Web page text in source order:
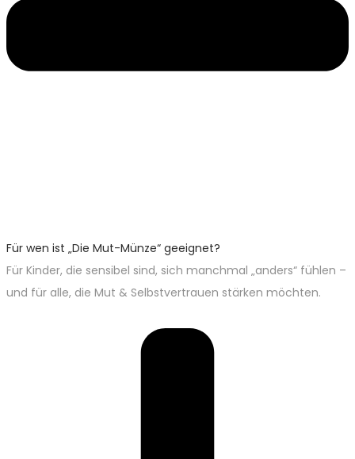
Für wen ist „Die Mut-Münze“ geeignet?
Für Kinder, die sensibel sind, sich manchmal „anders“ fühlen –
und für alle, die Mut & Selbstvertrauen stärken möchten.